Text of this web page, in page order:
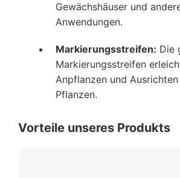
Gewächshäuser und
Anwendungen.
Markierungsstreifen: Die
Markierungsstreifen
Anpflanzen und
Pflanzen.
Vorteile unseres Produkts